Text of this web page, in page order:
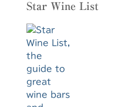
Star Wine List